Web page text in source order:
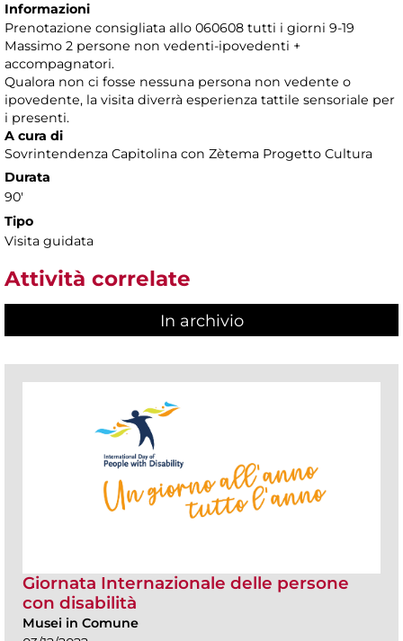
Informazioni
Prenotazione consigliata allo 060608 tutti i giorni 9-19
Massimo 2 persone non vedenti-ipovedenti +
accompagnatori.
Qualora non ci fosse nessuna persona non vedente o
ipovedente, la visita diverrà esperienza tattile sensoriale per
i presenti.
A cura di
Sovrintendenza Capitolina con Zètema Progetto Cultura
Durata
90'
Tipo
Visita guidata
Attività correlate
In archivio
Giornata Internazionale delle persone
con disabilità
Musei in Comune